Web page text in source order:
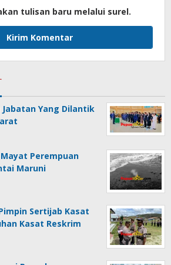
tulisan baru melalui surel.
Yang Dilantik
Perempuan
Maruni
Sertijab Kasat
Kasat Reskrim